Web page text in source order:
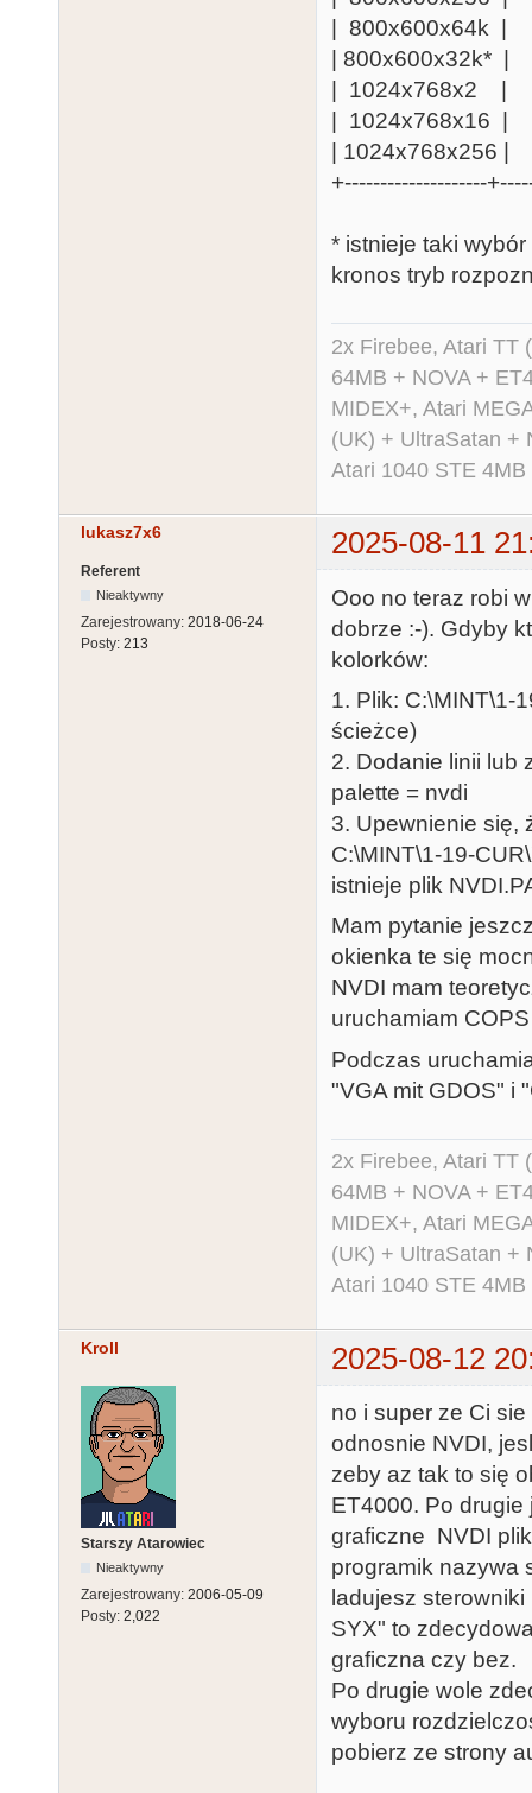
|
|
|
|
|
+--------------------
* istnieje taki
kronos tryb
2x Firebee, Atari TT
64MB + NOVA +
MIDEX+, Atari
(UK) + UltraSatan +
Atari 1040 STE
lukasz7x6 2025-08-11
Referent
Nieaktywny
Zarejestrowany: 2018-06-24
Posty: 213
Ooo no teraz robi
dobrze :-). Gdyby
kolorków:
1. Plik: C:\MINT\1-
ścieżce)
2. Dodanie linii lub
palette = nvdi
3. Upewnienie się,
C:\MINT\1-19-
istnieje plik
Mam pytanie
okienka te się
NVDI mam
uruchamiam
Podczas
"VGA mit GDOS" i
2x Firebee, Atari TT
64MB + NOVA +
MIDEX+, Atari
(UK) + UltraSatan +
Atari 1040 STE
Kroll 2025-08-12
Starszy Atarowiec
Nieaktywny
Zarejestrowany: 2006-05-09
Posty: 2,022
no i super ze Ci
odnosnie NVDI,
zeby az tak to się
ET4000. Po
graficzne NVDI
programik nazywa
ladujesz
SYX" to
graficzna czy bez.
Po drugie wole
wyboru
pobierz ze strony